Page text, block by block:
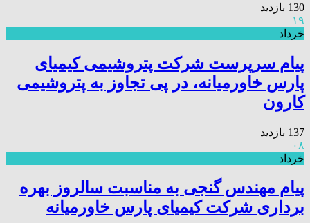
130 بازدید
۱۹
خرداد
پیام سرپرست شرکت پتروشیمی کیمیای
پارس خاورمیانه، در پی تجاوز به پتروشیمی
کارون
137 بازدید
۰۸
خرداد
پیام مهندس گنجی به مناسبت سالروز بهره
برداری شرکت کیمیای پارس خاورمیانه